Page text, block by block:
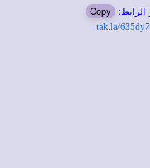
Copy
tak.la/